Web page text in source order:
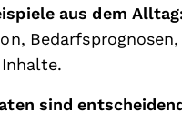
aus dem
sind